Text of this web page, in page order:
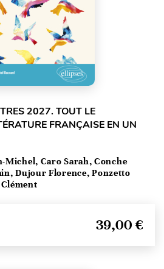
2027. TOUT LE
FRANÇAISE EN UN
Michel, Caro Sarah, Conche
Dujour Florence, Ponzetto
39,00 €